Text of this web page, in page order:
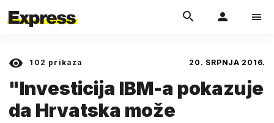
102 prikaza 20. SRPNJA 2016.
"Investicija IBM-a pokazuje
da Hrvatska može